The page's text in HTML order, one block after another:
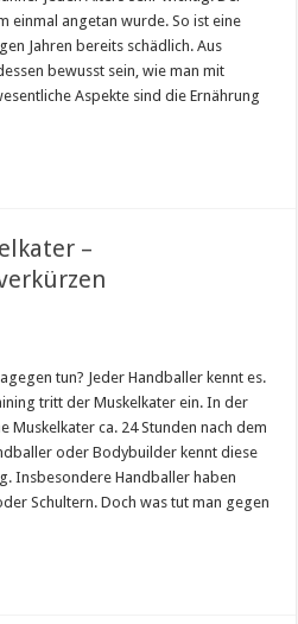
einmal angetan wurde. So ist eine
Jahren bereits schädlich. Aus
bewusst sein, wie man mit
Aspekte sind die Ernährung
–
tun? Jeder Handballer kennt es.
tritt der Muskelkater ein. In der
Muskelkater ca. 24 Stunden nach dem
oder Bodybuilder kennt diese
Insbesondere Handballer haben
Schultern. Doch was tut man gegen